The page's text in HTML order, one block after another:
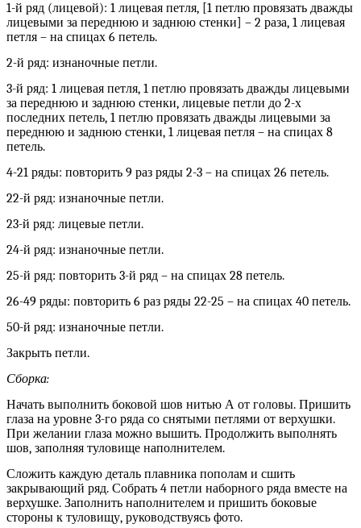
1-й ряд (лицевой): 1 лицевая петля, [1 петлю провязать дважды
лицевыми за переднюю и заднюю стенки] – 2 раза, 1 лицевая
петля – на спицах 6 петель.
2-й ряд: изнаночные петли.
3-й ряд: 1 лицевая петля, 1 петлю провязать дважды лицевыми
за переднюю и заднюю стенки, лицевые петли до 2-х
последних петель, 1 петлю провязать дважды лицевыми за
переднюю и заднюю стенки, 1 лицевая петля – на спицах 8
петель.
4-21 ряды: повторить 9 раз ряды 2-3 – на спицах 26 петель.
22-й ряд: изнаночные петли.
23-й ряд: лицевые петли.
24-й ряд: изнаночные петли.
25-й ряд: повторить 3-й ряд – на спицах 28 петель.
26-49 ряды: повторить 6 раз ряды 22-25 – на спицах 40 петель.
50-й ряд: изнаночные петли.
Закрыть петли.
Сборка:
Начать выполнить боковой шов нитью А от головы. Пришить
глаза на уровне 3-го ряда со снятыми петлями от верхушки.
При желании глаза можно вышить. Продолжить выполнять
шов, заполняя туловище наполнителем.
Сложить каждую деталь плавника пополам и сшить
закрывающий ряд. Собрать 4 петли наборного ряда вместе на
верхушке. Заполнить наполнителем и пришить боковые
стороны к туловищу, руководствуясь фото.